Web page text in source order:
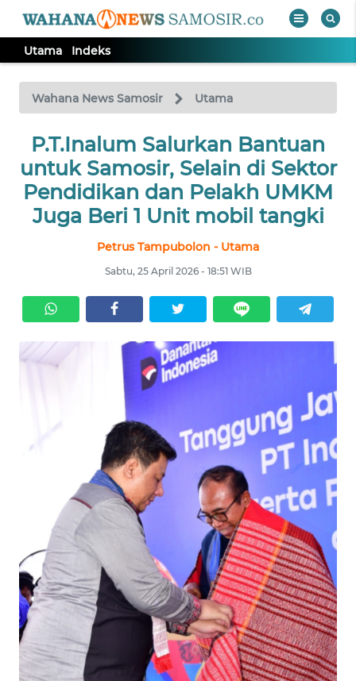
Utama Indeks
Wahana News Samosir Utama
P.T.Inalum Salurkan Bantuan
untuk Samosir, Selain di Sektor
Pendidikan dan Pelakh UMKM
Juga Beri 1 Unit mobil tangki
Petrus Tampubolon - Utama
Sabtu, 25 April 2026 - 18:51 WIB
TV
Tutup
UTAMA
Informasi
INDEKS
KAMI
IKLAN
PEDOMAN
REDAKSI
KARIR
DISCLAIMER
Wahana
News